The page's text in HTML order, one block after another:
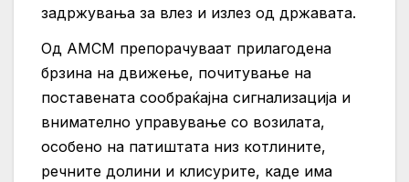
задржувања за влез и излез од државата.
Од АМСМ препорачуваат прилагодена
брзина на движење, почитување на
поставената сообраќајна сигнализација и
внимателно управување со возилата,
особено на патиштата низ котлините,
речните долини и клисурите, каде има